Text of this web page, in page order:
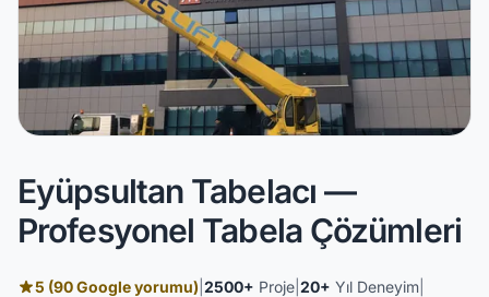
Eyüpsultan Tabelacı —
Profesyonel Tabela Çözümleri
5 (90 Google yorumu) 2500+ Proje 20+ Yıl Deneyim